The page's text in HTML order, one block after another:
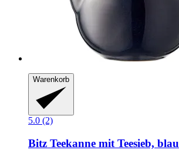
Warenkorb
5.0 (2)
Bitz Teekanne mit Teesieb, blau